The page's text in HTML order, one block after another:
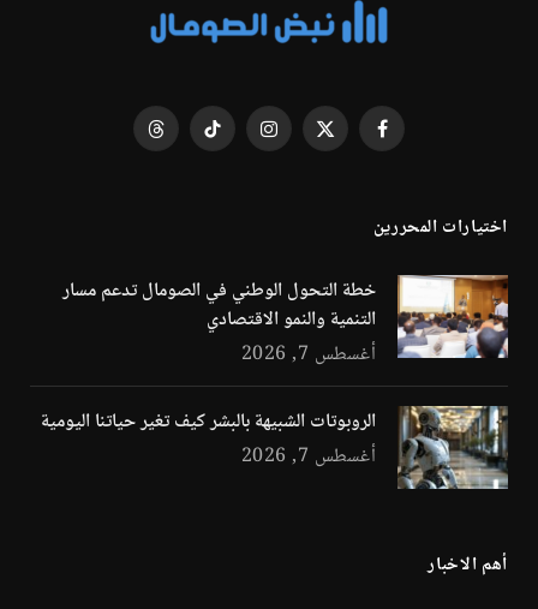
فيسبوك X
الانستغرامتيكتوك Threads
اختيارات المحررين
خطة التحول الوطني في الصومال تدعم مسار
التنمية والنمو الاقتصادي
أغسطس 7, 2026
الروبوتات الشبيهة بالبشر كيف تغير حياتنا اليومية
أغسطس 7, 2026
أهم الاخبار